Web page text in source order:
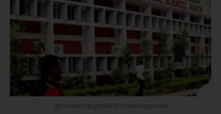
जूनियर डॉक्टर्स का दूसरे दिन भी पेन डाउन स्ट्राइक जारी